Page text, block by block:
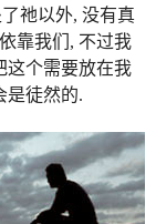
祂以外, 没有真
靠我们, 不过我
这个需要放在我
是徒然的.